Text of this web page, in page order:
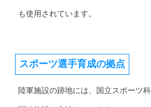
も使用されています。
スポーツ選手育成の拠点
陸軍施設の跡地には、国立スポーツ